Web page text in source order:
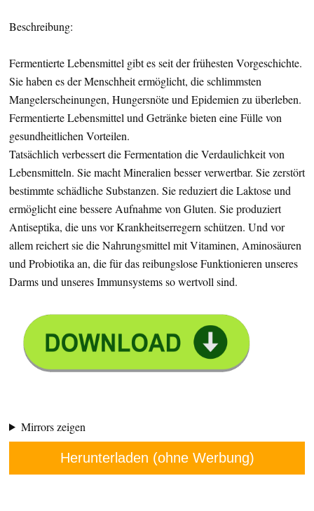
Beschreibung:
Fermentierte Lebensmittel gibt es seit der frühesten Vorgeschichte.
Sie haben es der Menschheit ermöglicht, die schlimmsten
Mangelerscheinungen, Hungersnöte und Epidemien zu überleben.
Fermentierte Lebensmittel und Getränke bieten eine Fülle von
gesundheitlichen Vorteilen.
Tatsächlich verbessert die Fermentation die Verdaulichkeit von
Lebensmitteln. Sie macht Mineralien besser verwertbar. Sie zerstört
bestimmte schädliche Substanzen. Sie reduziert die Laktose und
ermöglicht eine bessere Aufnahme von Gluten. Sie produziert
Antiseptika, die uns vor Krankheitserregern schützen. Und vor
allem reichert sie die Nahrungsmittel mit Vitaminen, Aminosäuren
und Probiotika an, die für das reibungslose Funktionieren unseres
Darms und unseres Immunsystems so wertvoll sind.
Mirrors zeigen
Herunterladen (ohne Werbung)